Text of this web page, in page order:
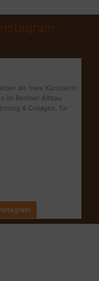
als freie Künstlerin
im Berliner Altbau
& Collagen, für